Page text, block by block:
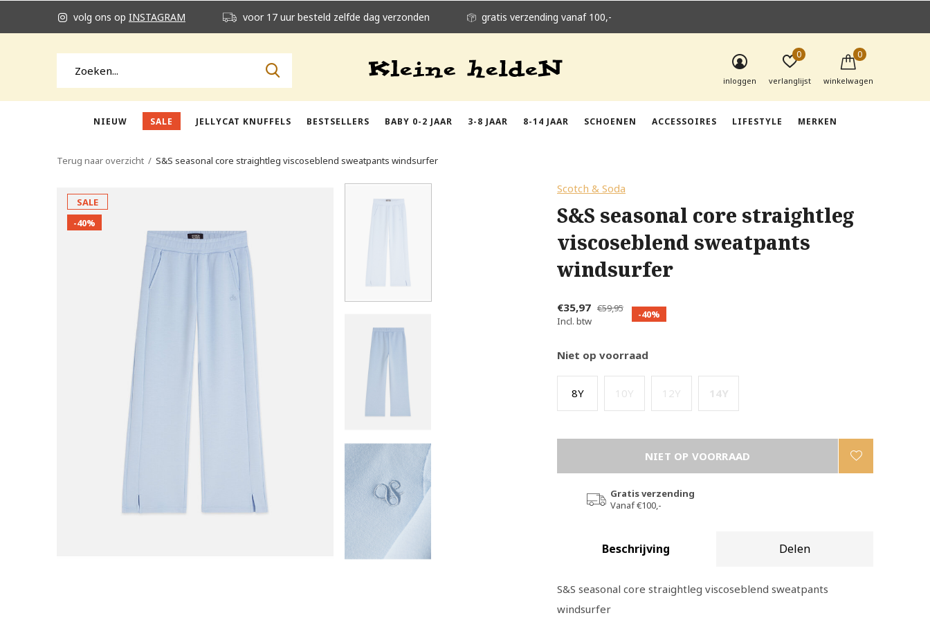
NIEUW SALE JELLYCAT KNUFFELS BESTSELLERS BABY 0-2 JAAR 3-8 JAAR 8-14 JAAR SCHOENEN ACCESSOIRES LIFESTYLE MERKEN
inloggen verlanglijst
0
winkelwagen
0
volg ons op INSTAGRAM voor 17 uur besteld zelfde dag verzonden gratis verzending vanaf 100,-
Terug naar overzicht S&S seasonal core straightleg viscoseblend sweatpants windsurfer
SALE
-40%
Scotch & Soda
S&S seasonal core straightleg
viscoseblend sweatpants
windsurfer
€35,97 €59,95
Incl. btw
-40%
Niet op voorraad
8Y 10Y 12Y 14Y
NIET OP VOORRAAD
Gratis verzending
Vanaf €100,-
Beschrijving Delen
S&S seasonal core straightleg viscoseblend sweatpants
windsurfer